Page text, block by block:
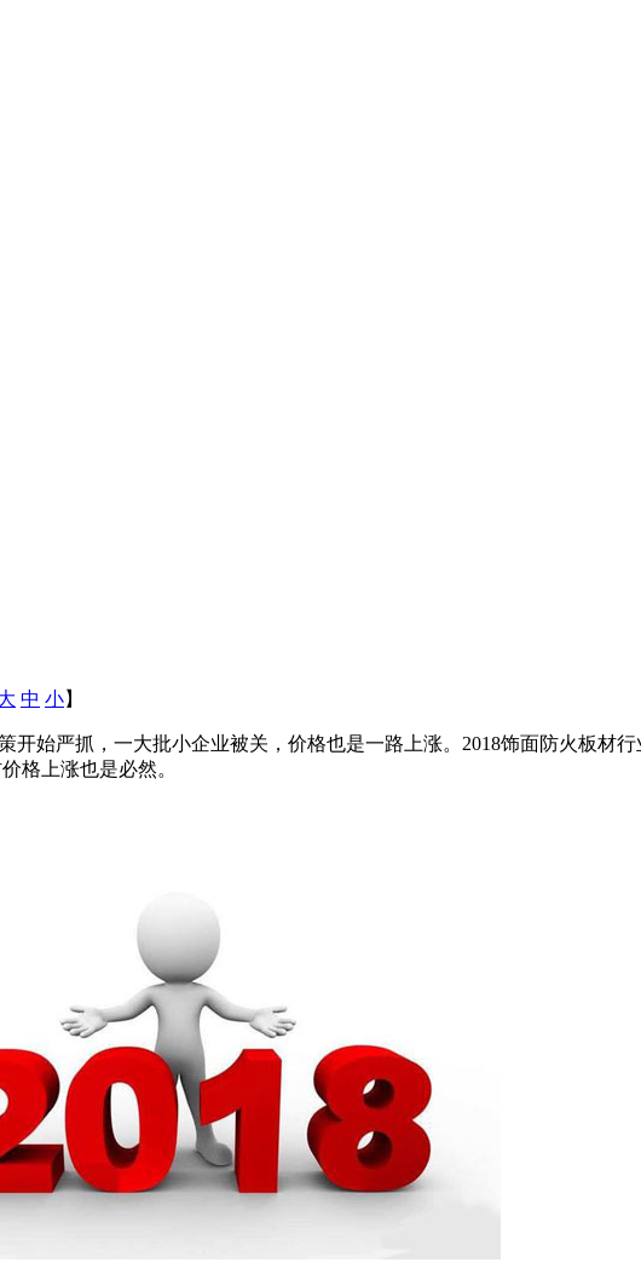
中 小】
开始严抓，一大批小企业被关，价格也是一路上涨。2018饰面防火板材
格上涨也是必然。